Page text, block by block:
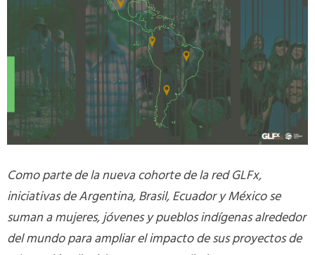
Como parte de la nueva cohorte de la red GLFx,
iniciativas de Argentina, Brasil, Ecuador y México se
suman a mujeres, jóvenes y pueblos indígenas alrededor
del mundo para ampliar el impacto de sus proyectos de